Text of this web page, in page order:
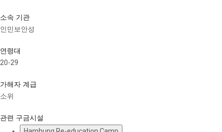
소속 기관
인민보안성
연령대
20-29
가해자 계급
소위
관련 구금시설